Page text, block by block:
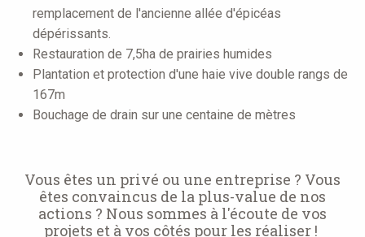
remplacement de l'ancienne allée d'épicéas
dépérissants.
Restauration de 7,5ha de prairies humides
Plantation et protection d'une haie vive double rangs de
167m
Bouchage de drain sur une centaine de mètres
Vous êtes un privé ou une entreprise ? Vous
êtes convaincus de la plus-value de nos
actions ? Nous sommes à l'écoute de vos
projets et à vos côtés pour les réaliser !